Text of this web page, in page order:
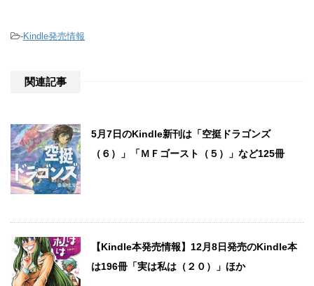
-Kindle発売情報
関連記事
5月7日のKindle新刊は「空挺ドラゴンズ
（６）」「ＭＦゴースト（５）」など125冊
【Kindle本発売情報】12月8日発売のKindle本
は196冊「実は私は（２０）」ほか